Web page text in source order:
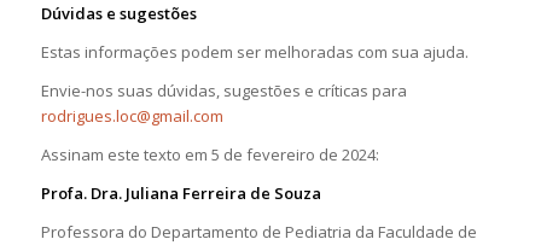
Dúvidas e sugestões
Estas informações podem ser melhoradas com sua ajuda.
Envie-nos suas dúvidas, sugestões e críticas para
rodrigues.loc@gmail.com
Assinam este texto em 5 de fevereiro de 2024:
Profa. Dra. Juliana Ferreira de Souza
Professora do Departamento de Pediatria da Faculdade de